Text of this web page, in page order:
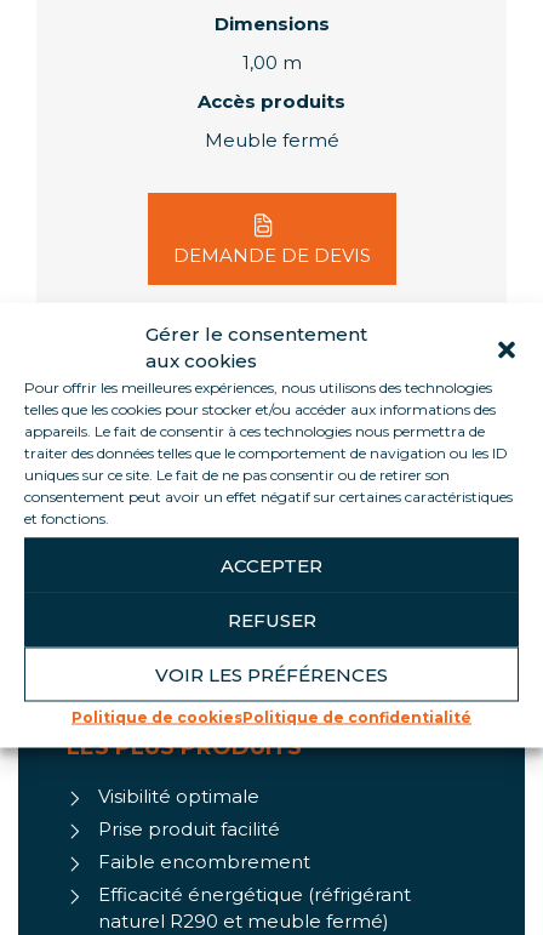
Gérer le consentement
aux cookies
Pour offrir les meilleures expériences, nous utilisons des technologies
telles que les cookies pour stocker et/ou accéder aux informations des
appareils. Le fait de consentir à ces technologies nous permettra de
traiter des données telles que le comportement de navigation ou les ID
uniques sur ce site. Le fait de ne pas consentir ou de retirer son
consentement peut avoir un effet négatif sur certaines caractéristiques
et fonctions.
ACCEPTER
REFUSER
VOIR LES PRÉFÉRENCES
Politique de cookiesPolitique de confidentialité
Dimensions
1,00 m
Accès produits
Meuble fermé
DEMANDE DE DEVIS
Informations
Le NEO offre la meilleure visibilité à vos produits
grâce à ses trois faces vitrées.
Optimisez l’espace : tête de gondole, devant de
caisse, en rayon… ce meuble s’intègre dans tous les
Tous nos meubles sont en groupe logé.
LES PLUS PRODUITS
Visibilité optimale
Prise produit facilité
Faible encombrement
Efficacité énergétique (réfrigérant
naturel R290 et meuble fermé)